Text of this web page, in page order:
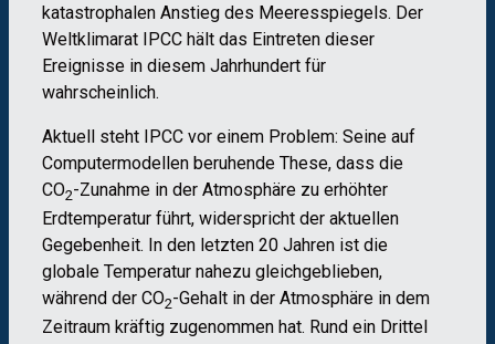
katastrophalen Anstieg des Meeresspiegels. Der
Weltklimarat IPCC hält das Eintreten dieser
Ereignisse in diesem Jahrhundert für
wahrscheinlich.
Aktuell steht IPCC vor einem Problem: Seine auf
Computermodellen beruhende These, dass die
CO2-Zunahme in der Atmosphäre zu erhöhter
Erdtemperatur führt, widerspricht der aktuellen
Gegebenheit. In den letzten 20 Jahren ist die
globale Temperatur nahezu gleichgeblieben,
während der CO2-Gehalt in der Atmosphäre in dem
Zeitraum kräftig zugenommen hat. Rund ein Drittel